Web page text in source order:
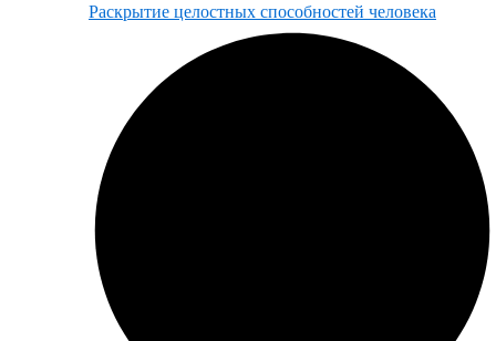
Раскрытие целостных способностей человека